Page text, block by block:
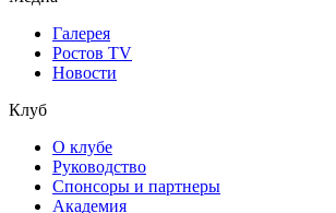
Галерея
Ростов TV
Новости
Клуб
О клубе
Руководство
Спонсоры и партнеры
Академия